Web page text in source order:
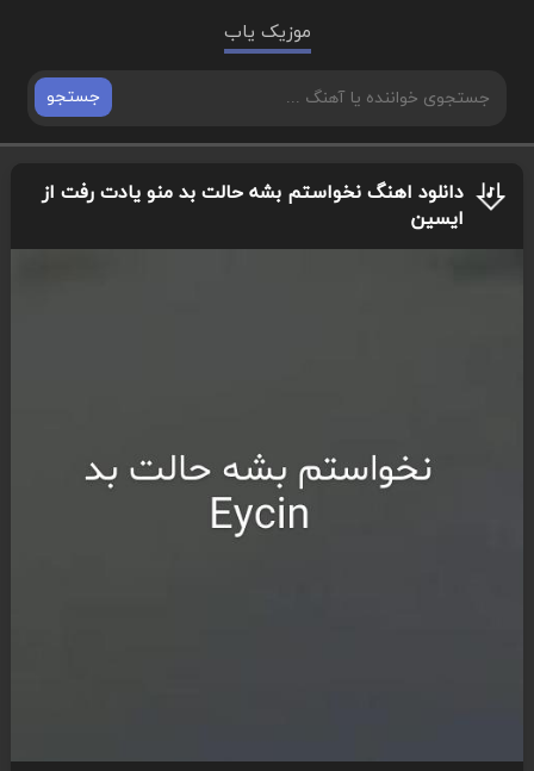
موزیک یاب
جستجو
دانلود اهنگ نخواستم بشه حالت بد منو یادت رفت از
ایسین